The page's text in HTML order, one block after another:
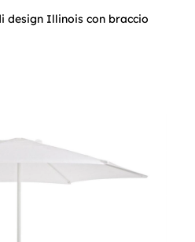
design Illinois con braccio